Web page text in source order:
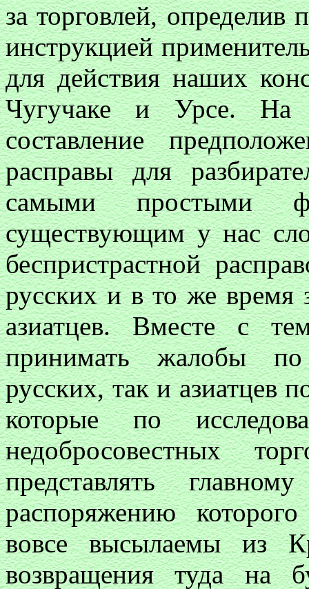
за торговлей, определив
инструкцией
для действия наших
Чугучаке и Урсе. На
составление
расправы для
самыми простыми
существующим у нас
беспристрастной
русских и в то же
азиатцев. Вместе с
принимать жалобы
русских, так и азиатцев
которые по
недобросовестных
представлять
распоряжению
вовсе высылаемы из
возвращения туда на